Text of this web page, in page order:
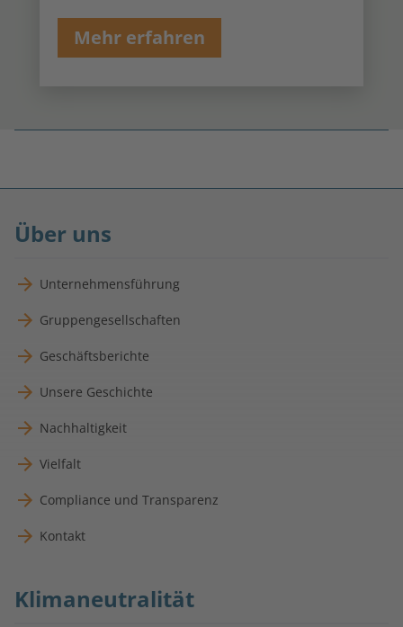
Mehr erfahren
Über uns
Unternehmensführung
Gruppengesellschaften
Geschäftsberichte
Unsere Geschichte
Nachhaltigkeit
Vielfalt
Compliance und Transparenz
Kontakt
Klimaneutralität